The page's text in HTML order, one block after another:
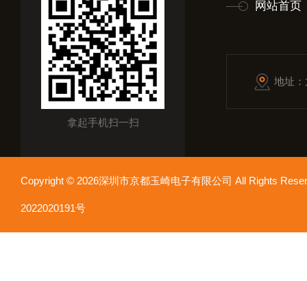
拿起手机扫一扫
网站首页
地址
Copyright © 2026深圳市京都玉崎电子有限公司 All Rights
2022020191号